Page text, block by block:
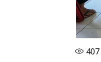
407